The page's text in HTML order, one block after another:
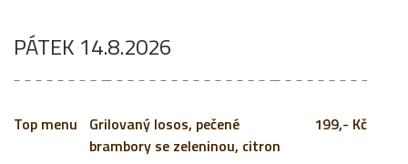
PÁTEK 14.8.2026
Grilovaný losos, pečené
brambory se zeleninou, citron
199,- Kč